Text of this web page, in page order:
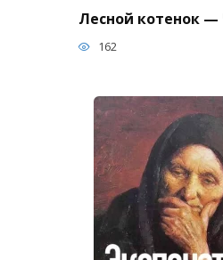
Лесной котенок
162